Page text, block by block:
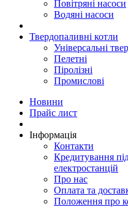
Повітряні насоси
Водяні насоси
Твердопаливні котли
Універсальні
Пелетні
Піролізні
Промислові
Новини
Прайс лист
Інформація
Контакти
Кредитування
електростанцій
Про нас
Оплата та
Положення про